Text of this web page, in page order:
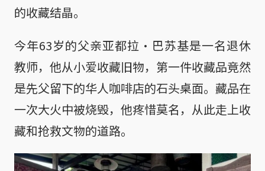
的收藏结晶。
今年63岁的父亲亚都拉·巴苏基是一名退休
教师，他从小爱收藏旧物，第一件收藏品竟然
是先父留下的华人咖啡店的石头桌面。藏品在
一次大火中被烧毁，他疼惜莫名，从此走上收
藏和抢救文物的道路。